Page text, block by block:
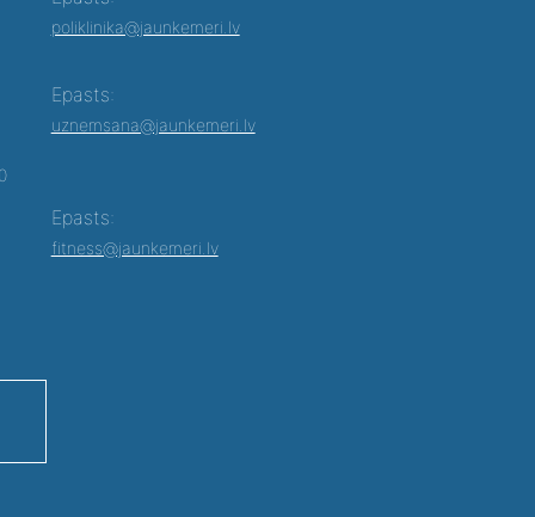
poliklinika@jaunkemeri.lv
Epasts:
uznemsana@jaunkemeri.lv
Epasts:
fitness@jaunkemeri.lv